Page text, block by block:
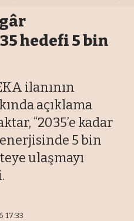
hedefi 5 bin
ilanının
açıklama
“2035’e kadar
5 bin
ulaşmayı
17:33